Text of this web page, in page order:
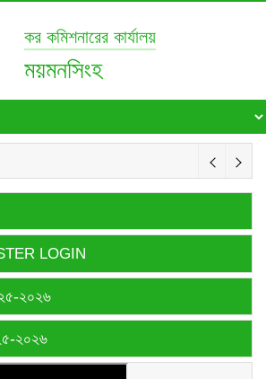
কর কমিশনারের কার্যালয়
ময়মনসিংহ
LOGIN
২০২৬
২০২৬